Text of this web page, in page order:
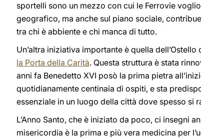
sportelli sono un mezzo con cui le Ferrovie
geografico, ma anche sul piano sociale,
tra chi è abbiente e chi manca di tutto.
Un’altra iniziativa importante è quella
la Porta della Carità. Questa struttura è stata
anni fa Benedetto XVI posò la prima pietra
quotidianamente centinaia di ospiti, e sta
essenziale in un luogo della città dove spesso si
L’Anno Santo, che è iniziato da poco, ci insegni
misericordia è la prima e più vera medicina per